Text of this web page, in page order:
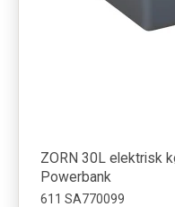
ZORN 30L elektrisk
Powerbank
611 SA770099